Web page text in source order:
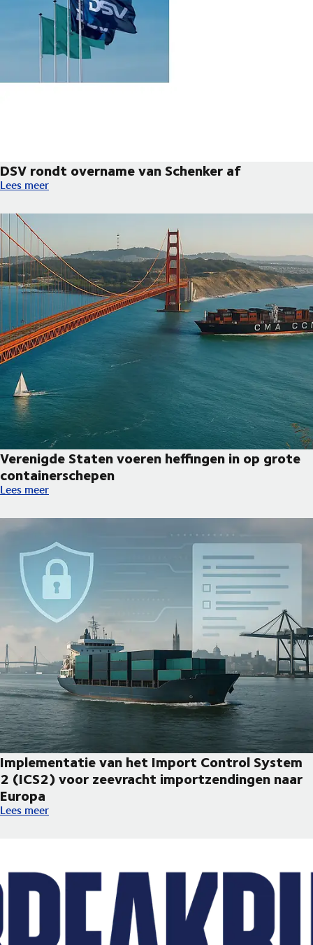
DSV rondt overname van Schenker af
DSV rondt overname van Schenker af
Lees meer
Verenigde Staten voeren heffingen in op grote
containerschepen
Verenigde Staten voeren heffingen in op grote
Lees meer
Implementatie van het Import Control System
2 (ICS2) voor zeevracht importzendingen naar
Europa
Implementatie van het Import Control System 2 (ICS2) voor
Lees meer